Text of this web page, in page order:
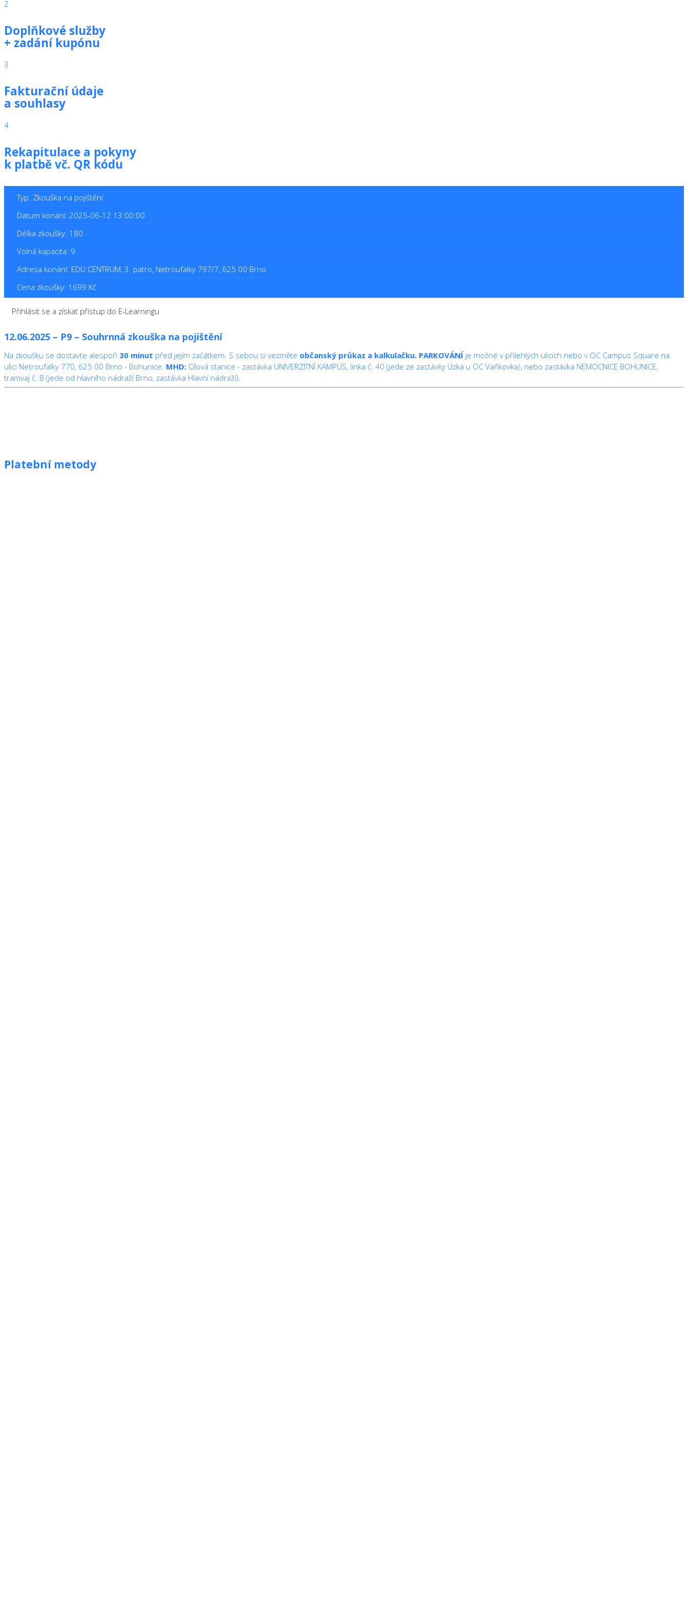
2
Doplňkové služby
+ zadání kupónu
3
Fakturační údaje
a souhlasy
4
Rekapitulace a pokyny
k platbě vč. QR kódu
Typ: Zkouška na pojištění
Datum konání: 2025-06-12 13:00:00
Délka zkoušky: 180
Volná kapacita: 9
Adresa konání: EDU CENTRUM, 3. patro, Netroufalky 797/7, 625 00 Brno
Cena zkoušky: 1699 Kč
Přihlásit se a získat přístup do E-Learningu
12.06.2025 – P9 – Souhrnná zkouška na pojištění
Na zkoušku se dostavte alespoň 30 minut před jejím začátkem. S sebou si vezměte občanský průkaz a kalkulačku. PARKOVÁNÍ je možné v přilehlých ulicích nebo v OC Campus Square na
ulici Netroufalky 770, 625 00 Brno - Bohunice. MHD: Cílová stanice - zastávka UNIVERZITNÍ KAMPUS, linka č. 40 (jede ze zastávky Úzká u OC Vaňkovka), nebo zastávka NEMOCNICE BOHUNICE,
tramvaj č. 8 (jede od hlavního nádraží Brno, zastávka Hlavní nádraží).
Platební metody